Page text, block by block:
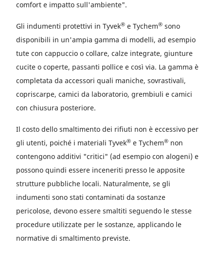
comfort e impatto sull'ambiente".
Gli indumenti protettivi in Tyvek® e Tychem® sono
disponibili in un'ampia gamma di modelli, ad esempio
tute con cappuccio o collare, calze integrate, giunture
cucite o coperte, passanti pollice e così via. La gamma è
completata da accessori quali maniche, sovrastivali,
copriscarpe, camici da laboratorio, grembiuli e camici
con chiusura posteriore.
Il costo dello smaltimento dei rifiuti non è eccessivo per
gli utenti, poiché i materiali Tyvek® e Tychem® non
contengono additivi "critici" (ad esempio con alogeni) e
possono quindi essere inceneriti presso le apposite
strutture pubbliche locali. Naturalmente, se gli
indumenti sono stati contaminati da sostanze
pericolose, devono essere smaltiti seguendo le stesse
procedure utilizzate per le sostanze, applicando le
normative di smaltimento previste.